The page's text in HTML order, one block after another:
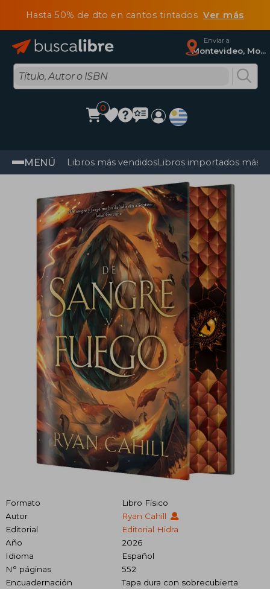
Hasta 50% de dto en cantos tintadosVer más
Enviar a
Montevideo, Montevideo
0
MENÚ Libros más vendidosLibros importados más
Formato
Libro Físico
Autor
Ryan Cahill
Editorial
Editorial Hidra
Año
2026
Idioma
Español
N° páginas
552
Encuadernación
Tapa dura con sobrecubierta